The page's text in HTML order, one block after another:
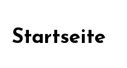
Startseite